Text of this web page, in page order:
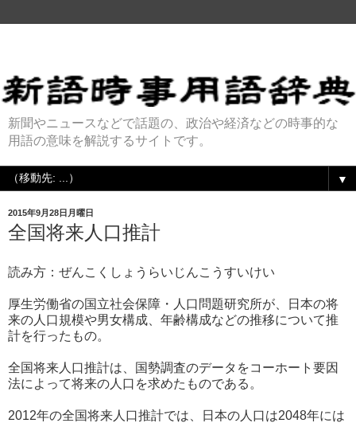
新聞やニュースなどで話題の、政治や経済などの時事的な
用語の意味を解説するサイトです。
▼
2015年9月28日月曜日
全国将来人口推計
読み方：ぜんこくしょうらいじんこうすいけい
厚生労働省の国立社会保障・人口問題研究所が、日本の将
来の人口規模や男女構成、年齢構成などの推移について推
計を行ったもの。
全国将来人口推計は、国勢調査のデータをコーホート要因
法によって将来の人口を求めたものである。
2012年の全国将来人口推計では、日本の人口は2048年には